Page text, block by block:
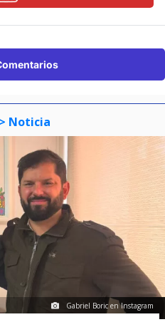
> Noticia
Gabriel Boric en Instagram